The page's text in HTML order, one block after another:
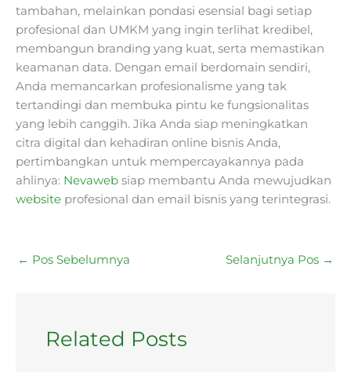
tambahan, melainkan pondasi esensial bagi setiap
profesional dan UMKM yang ingin terlihat kredibel,
membangun branding yang kuat, serta memastikan
keamanan data. Dengan email berdomain sendiri,
Anda memancarkan profesionalisme yang tak
tertandingi dan membuka pintu ke fungsionalitas
yang lebih canggih. Jika Anda siap meningkatkan
citra digital dan kehadiran online bisnis Anda,
pertimbangkan untuk mempercayakannya pada
ahlinya: Nevaweb siap membantu Anda mewujudkan
website profesional dan email bisnis yang terintegrasi.
← Pos Sebelumnya Selanjutnya Pos →
Related Posts